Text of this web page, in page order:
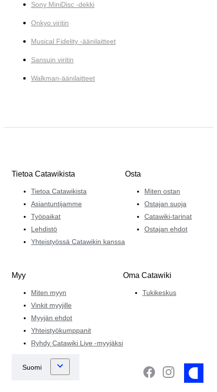
Sony MiniDisc -dekki
Onkyo viritin
Musical Fidelity -äänilaitteet
Sansuin viritin
Walkman-äänilaitteet
Tietoa Catawikista
Tietoa Catawikista
Asiantuntijamme
Työpaikat
Lehdistö
Yhteistyössä Catawikin kanssa
Osta
Miten ostan
Ostajan suoja
Catawiki-tarinat
Ostajan ehdot
Myy
Miten myyn
Vinkit myyjille
Myyjän ehdot
Yhteistyökumppanit
Ryhdy Catawiki Live -myyjäksi
Oma Catawiki
Tukikeskus